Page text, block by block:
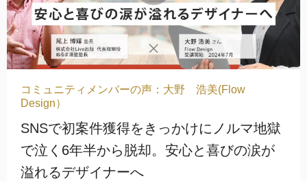
コミュニティメンバーの声：大野 浩美(Flow
Design）
SNSで初案件獲得をきっかけにノルマ地獄
で泣く6年半から脱却。安心と喜びの涙が
溢れるデザイナーへ